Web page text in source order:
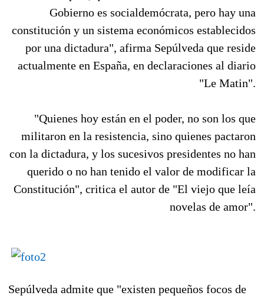
Gobierno es socialdemócrata, pero hay una
constitución y un sistema económicos establecidos
por una dictadura", afirma Sepúlveda que reside
actualmente en España, en declaraciones al diario
"Le Matin".
"Quienes hoy están en el poder, no son los que
militaron en la resistencia, sino quienes pactaron
con la dictadura, y los sucesivos presidentes no han
querido o no han tenido el valor de modificar la
Constitución", critica el autor de "El viejo que leía
novelas de amor".
Sepúlveda admite que "existen pequeños focos de